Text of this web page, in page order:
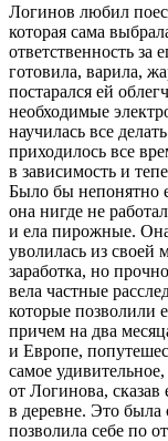
Логинов любил
которая сама
ответственность за
готовила, варила,
постарался ей
необходимые
научилась все
приходилось все
в зависимость и
Было бы непонятно
она нигде не
и ела пирожные. Она
уволилась из
заработка, но
вела частные
которые позволили
причем на два
и Европе,
самое
от Логинова, сказав
в деревне. Это
позволила себе по